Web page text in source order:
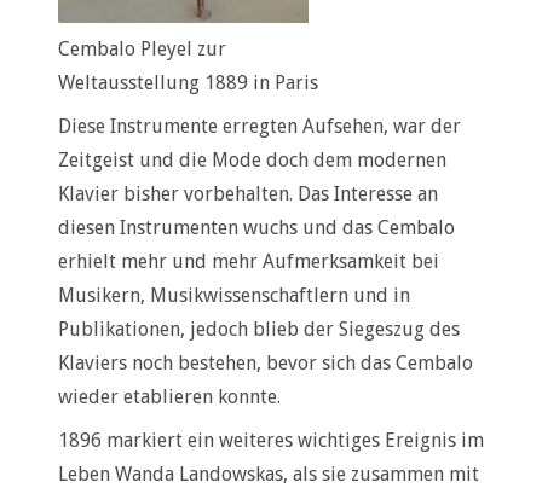
Cembalo Pleyel zur
Weltausstellung 1889 in Paris
Diese Instrumente erregten Aufsehen, war der
Zeitgeist und die Mode doch dem modernen
Klavier bisher vorbehalten. Das Interesse an
diesen Instrumenten wuchs und das Cembalo
erhielt mehr und mehr Aufmerksamkeit bei
Musikern, Musikwissenschaftlern und in
Publikationen, jedoch blieb der Siegeszug des
Klaviers noch bestehen, bevor sich das Cembalo
wieder etablieren konnte.
1896 markiert ein weiteres wichtiges Ereignis im
Leben Wanda Landowskas, als sie zusammen mit